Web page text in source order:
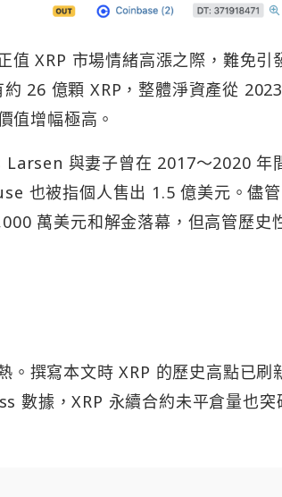
值 XRP 市場情緒高漲之際，難免引
26 億顆 XRP，整體淨資產從 2023
值增幅極高。
Larsen 與妻子曾在 2017～2020 年
也被指個人售出 1.5 億美元。儘管
萬美元和解金落幕，但高管歷史
。撰寫本文時 XRP 的歷史高點已刷
數據，XRP 永續合約未平倉量也突